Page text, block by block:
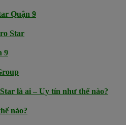
Quận 9
Star
9
là ai – Uy tín như thế nào?
nào?